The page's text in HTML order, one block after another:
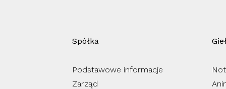
Spółka
Podstawowe informacje
Zarząd